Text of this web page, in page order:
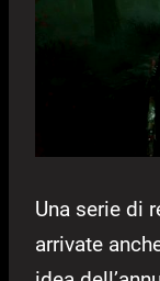
Una serie di
arrivate